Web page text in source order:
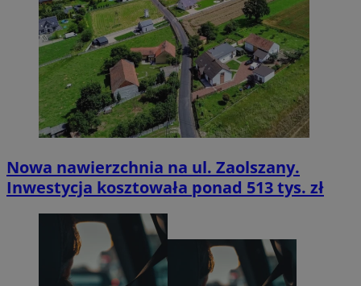
Nowa nawierzchnia na ul. Zaolszany.
Inwestycja kosztowała ponad 513 tys. zł